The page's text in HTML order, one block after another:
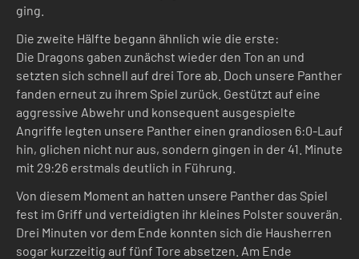
ging.
Die zweite Hälfte begann ähnlich wie die erste:
Die Dragons gaben zunächst wieder den Ton an und
setzten sich schnell auf drei Tore ab. Doch unsere Panther
fanden erneut zu ihrem Spiel zurück. Gestützt auf eine
aggressive Abwehr und konsequent ausgespielte
Angriffe legten unsere Panther einen grandiosen 6:0-Lauf
hin, glichen nicht nur aus, sondern gingen in der 41. Minute
mit 29:26 erstmals deutlich in Führung.
Von diesem Moment an hatten unsere Panther das Spiel
fest im Griff und verteidigten ihr kleines Polster souverän.
Drei Minuten vor dem Ende konnten sich die Hausherren
sogar kurzzeitig auf fünf Tore absetzen. Am Ende